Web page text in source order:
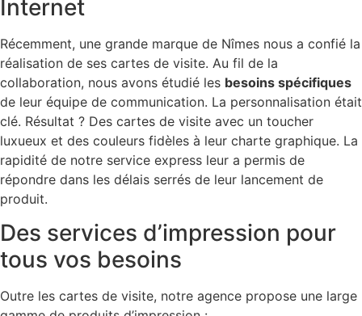
Internet
Récemment, une grande marque de Nîmes nous a confié la
réalisation de ses cartes de visite. Au fil de la
collaboration, nous avons étudié les besoins spécifiques
de leur équipe de communication. La personnalisation était
clé. Résultat ? Des cartes de visite avec un toucher
luxueux et des couleurs fidèles à leur charte graphique. La
rapidité de notre service express leur a permis de
répondre dans les délais serrés de leur lancement de
produit.
Des services d’impression pour
tous vos besoins
Outre les cartes de visite, notre agence propose une large